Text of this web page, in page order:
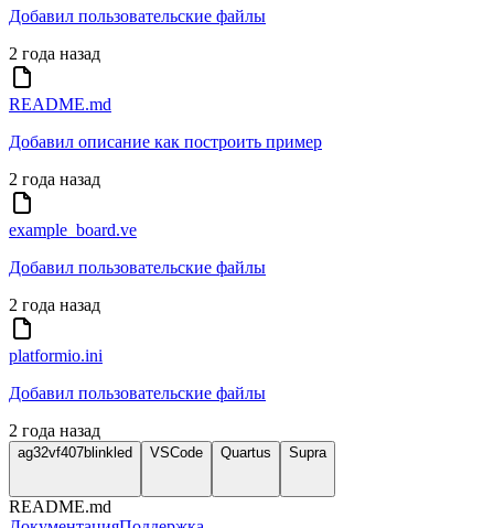
Добавил пользовательские файлы
2 года назад
README.md
Добавил описание как построить пример
2 года назад
example_board.ve
Добавил пользовательские файлы
2 года назад
platformio.ini
Добавил пользовательские файлы
2 года назад
ag32vf407blinkled VSCode Quartus Supra
README.md